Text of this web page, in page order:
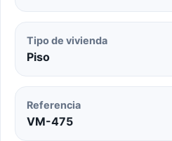
Tipo de vivienda
Piso
Referencia
VM-475